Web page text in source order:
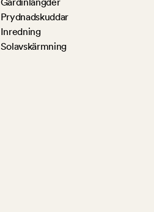
Gardinlängder
Prydnadskuddar
Inredning
Solavskärmning